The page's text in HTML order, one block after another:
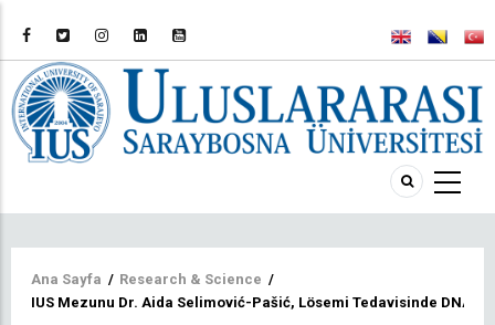
Sayfa
Ana Sayfa / Research & Science /
IUS Mezunu Dr. Aida Selimović-Pašić, Lösemi Tedavisinde DNA